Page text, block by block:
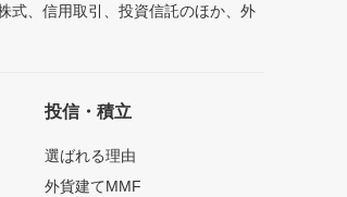
式、信用取引、投資信託のほか、外
投信・積立
選ばれる理由
外貨建てMMF